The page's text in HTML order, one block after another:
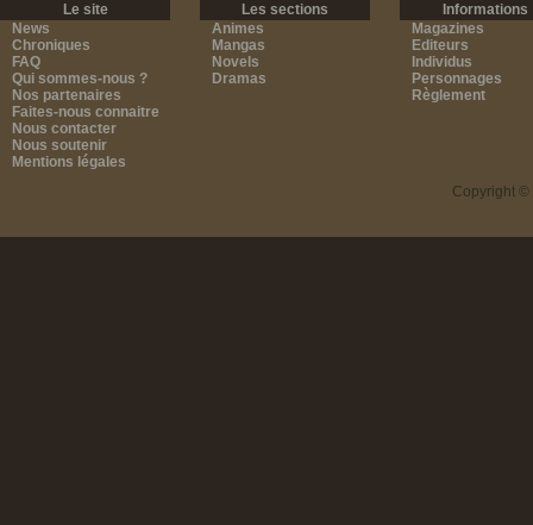
Le site
News
Chroniques
FAQ
Qui sommes-nous ?
Nos partenaires
Faites-nous connaitre
Nous contacter
Nous soutenir
Mentions légales
Les sections
Animes
Mangas
Novels
Dramas
Informations
Magazines
Editeurs
Individus
Personnages
Règlement
Copyright ©